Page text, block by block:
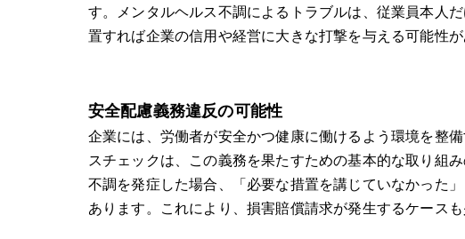
す。メンタルヘルス不調によるトラブルは、従業員本人
置すれば企業の信用や経営に大きな打撃を与える可能性が
安全配慮義務違反の可能性
企業には、労働者が安全かつ健康に働けるよう環境を整
スチェックは、この義務を果たすための基本的な取り組
不調を発症した場合、「必要な措置を講じていなかった
あります。これにより、損害賠償請求が発生するケースも